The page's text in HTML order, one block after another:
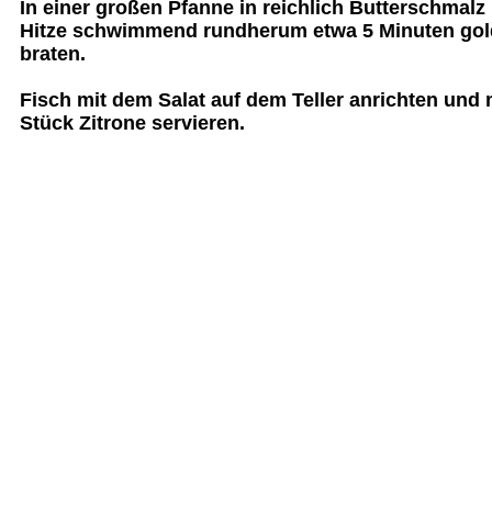
In einer großen Pfanne in reichlich Butterschmalz
Hitze schwimmend rundherum etwa 5 Minuten
braten.
Fisch mit dem Salat auf dem Teller anrichten und
Stück Zitrone servieren.